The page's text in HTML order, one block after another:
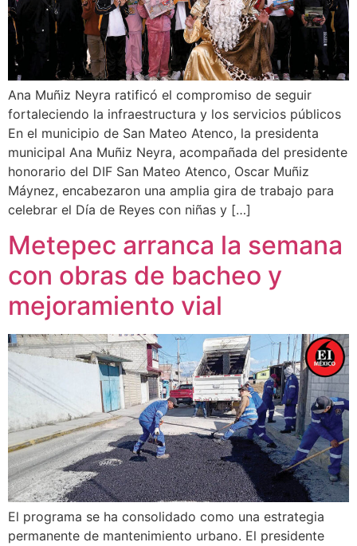
Ana Muñiz Neyra ratificó el compromiso de seguir
fortaleciendo la infraestructura y los servicios públicos
En el municipio de San Mateo Atenco, la presidenta
municipal Ana Muñiz Neyra, acompañada del presidente
honorario del DIF San Mateo Atenco, Oscar Muñiz
Máynez, encabezaron una amplia gira de trabajo para
celebrar el Día de Reyes con niñas y […]
Metepec arranca la semana
con obras de bacheo y
mejoramiento vial
El programa se ha consolidado como una estrategia
permanente de mantenimiento urbano. El presidente